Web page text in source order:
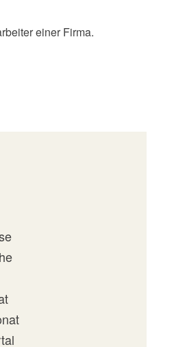
einer Firma.